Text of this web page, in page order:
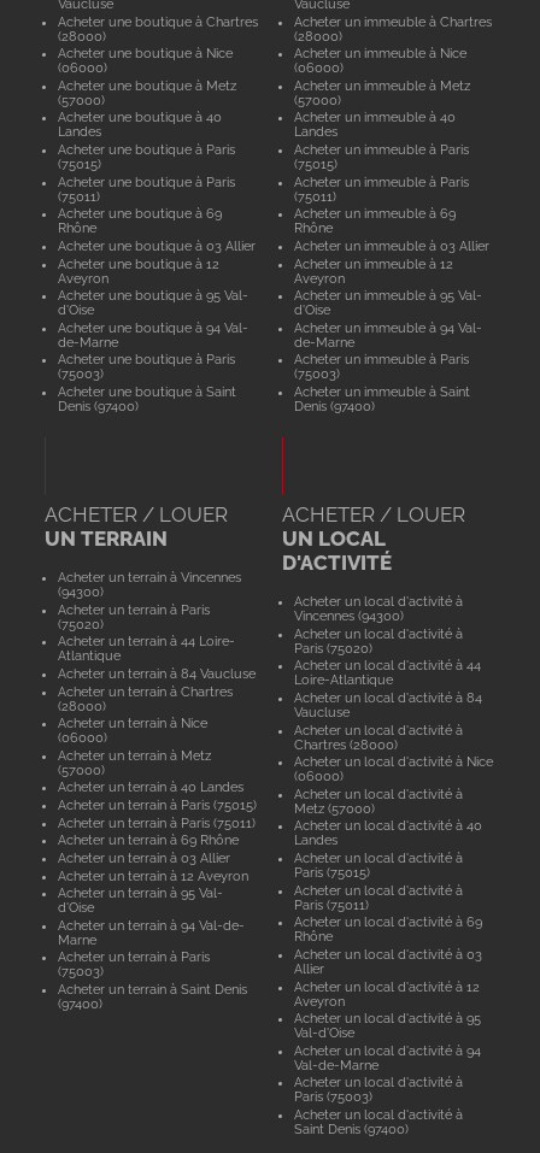
Vaucluse
Acheter une boutique à Chartres
(28000)
Acheter une boutique à Nice
(06000)
Acheter une boutique à Metz
(57000)
Acheter une boutique à 40
Landes
Acheter une boutique à Paris
(75015)
Acheter une boutique à Paris
(75011)
Acheter une boutique à 69
Rhône
Acheter une boutique à 03 Allier
Acheter une boutique à 12
Aveyron
Acheter une boutique à 95 Val-
d'Oise
Acheter une boutique à 94 Val-
de-Marne
Acheter une boutique à Paris
(75003)
Acheter une boutique à Saint
Denis (97400)
Vaucluse
Acheter un immeuble à Chartres
(28000)
Acheter un immeuble à Nice
(06000)
Acheter un immeuble à Metz
(57000)
Acheter un immeuble à 40
Landes
Acheter un immeuble à Paris
(75015)
Acheter un immeuble à Paris
(75011)
Acheter un immeuble à 69
Rhône
Acheter un immeuble à 03 Allier
Acheter un immeuble à 12
Aveyron
Acheter un immeuble à 95 Val-
d'Oise
Acheter un immeuble à 94 Val-
de-Marne
Acheter un immeuble à Paris
(75003)
Acheter un immeuble à Saint
Denis (97400)
ACHETER / LOUER
UN TERRAIN
Acheter un terrain à Vincennes
(94300)
Acheter un terrain à Paris
(75020)
Acheter un terrain à 44 Loire-
Atlantique
Acheter un terrain à 84 Vaucluse
Acheter un terrain à Chartres
(28000)
Acheter un terrain à Nice
(06000)
Acheter un terrain à Metz
(57000)
Acheter un terrain à 40 Landes
Acheter un terrain à Paris (75015)
Acheter un terrain à Paris (75011)
Acheter un terrain à 69 Rhône
Acheter un terrain à 03 Allier
Acheter un terrain à 12 Aveyron
Acheter un terrain à 95 Val-
d'Oise
Acheter un terrain à 94 Val-de-
Marne
Acheter un terrain à Paris
(75003)
Acheter un terrain à Saint Denis
(97400)
ACHETER / LOUER
UN LOCAL
D'ACTIVITÉ
Acheter un local d'activité à
Vincennes (94300)
Acheter un local d'activité à
Paris (75020)
Acheter un local d'activité à 44
Loire-Atlantique
Acheter un local d'activité à 84
Vaucluse
Acheter un local d'activité à
Chartres (28000)
Acheter un local d'activité à Nice
(06000)
Acheter un local d'activité à
Metz (57000)
Acheter un local d'activité à 40
Landes
Acheter un local d'activité à
Paris (75015)
Acheter un local d'activité à
Paris (75011)
Acheter un local d'activité à 69
Rhône
Acheter un local d'activité à 03
Allier
Acheter un local d'activité à 12
Aveyron
Acheter un local d'activité à 95
Val-d'Oise
Acheter un local d'activité à 94
Val-de-Marne
Acheter un local d'activité à
Paris (75003)
Acheter un local d'activité à
Saint Denis (97400)